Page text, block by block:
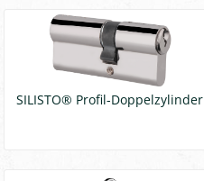
SILISTO® Profil-Doppelzylinder